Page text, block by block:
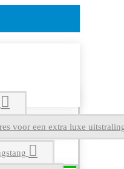
voor een extra luxe